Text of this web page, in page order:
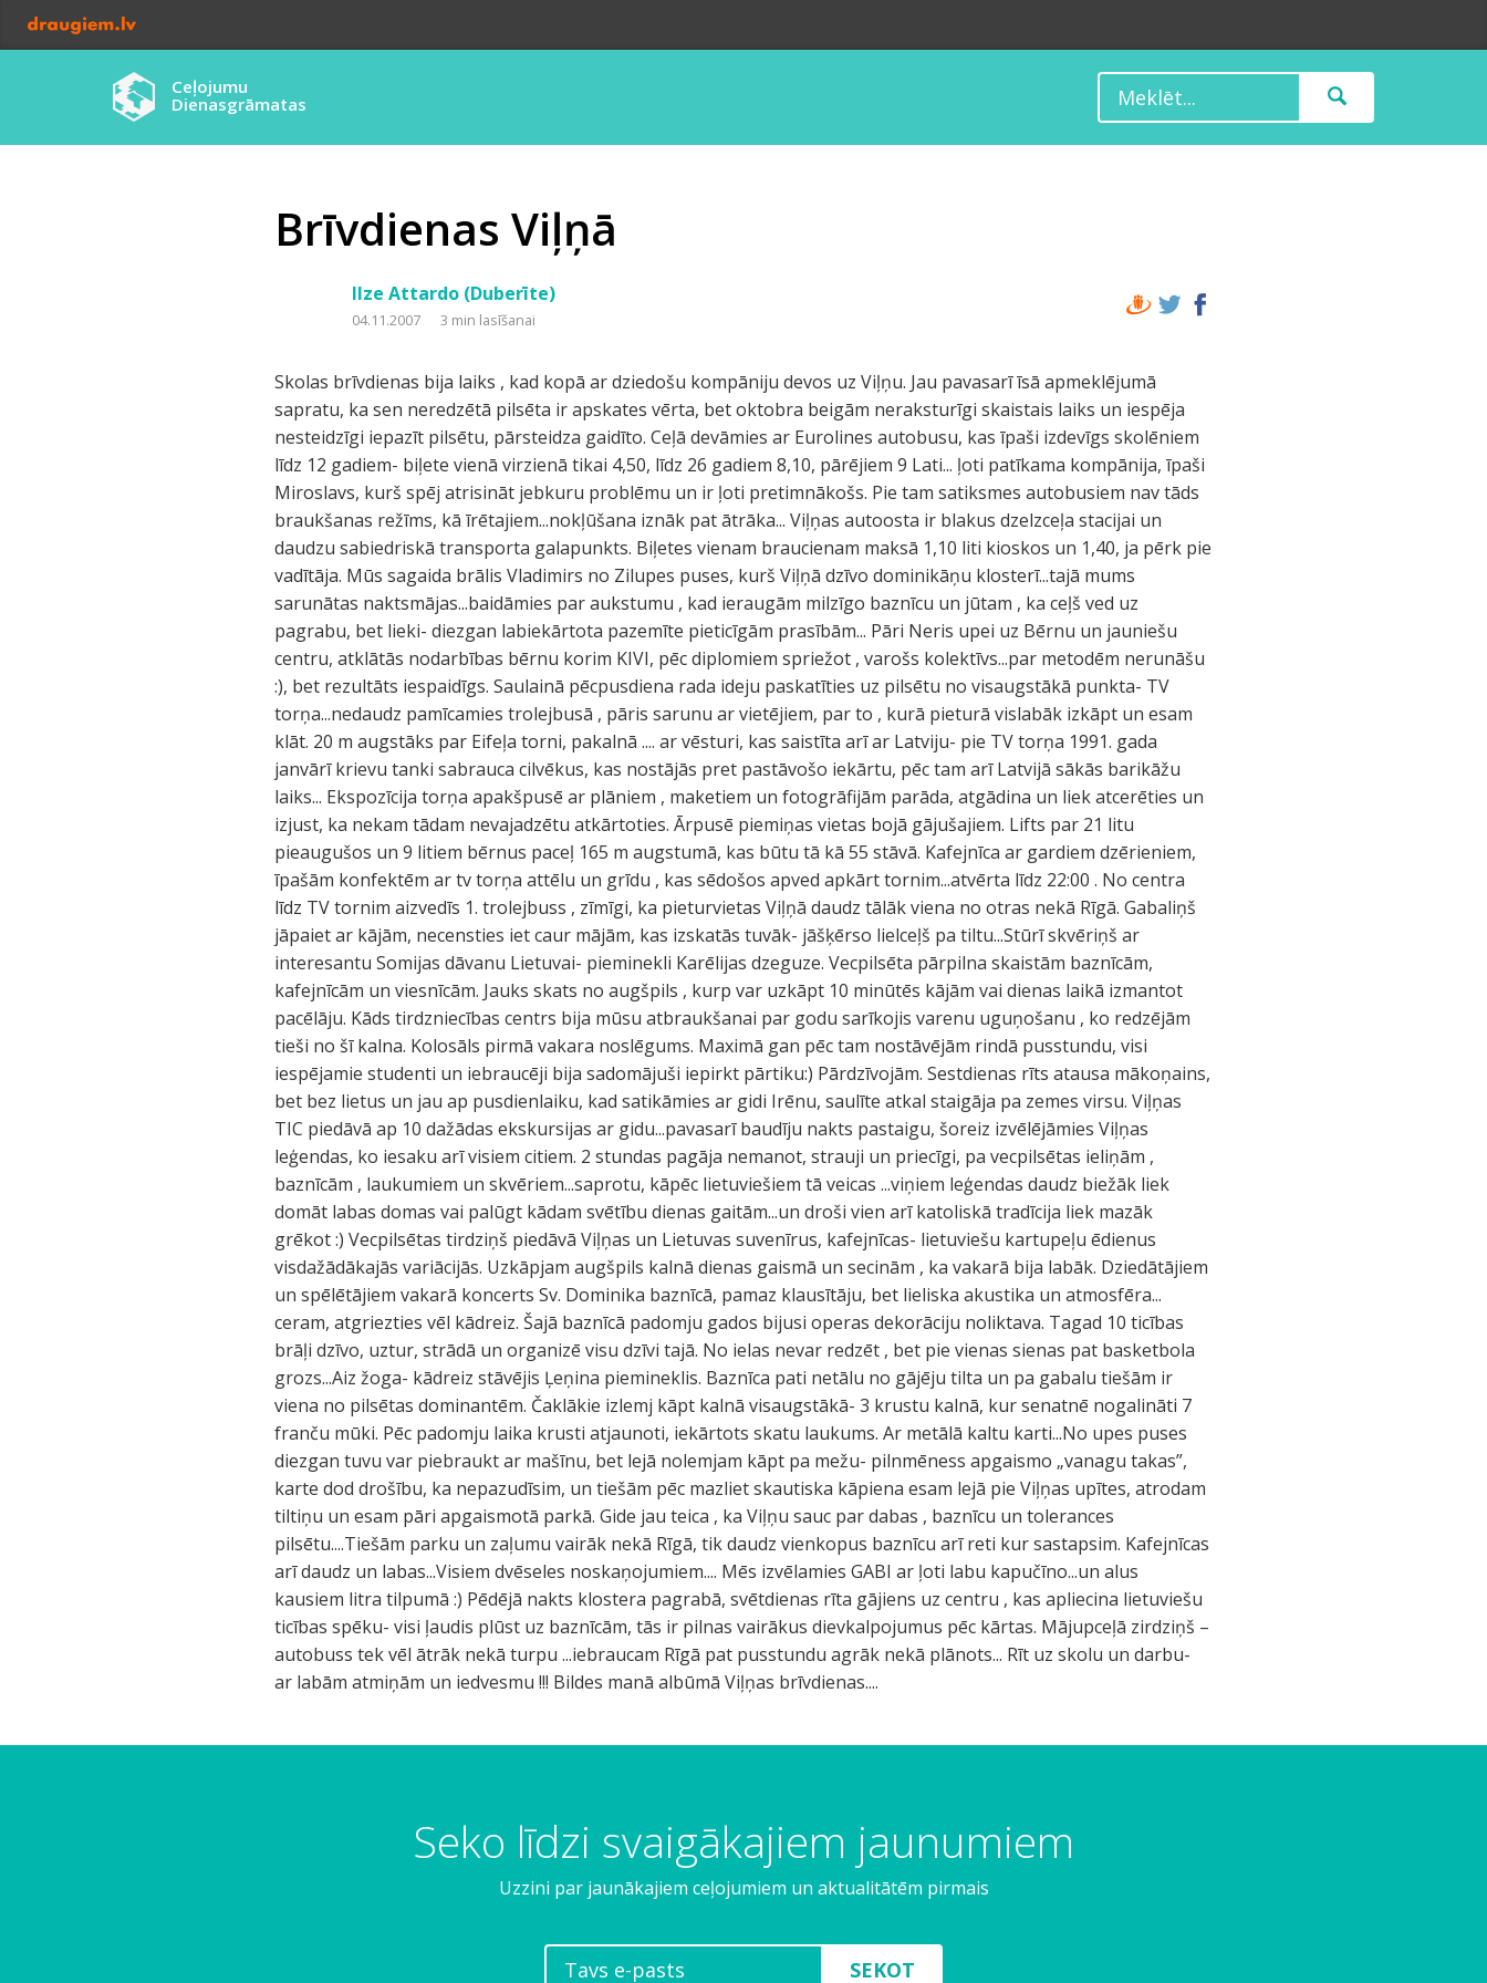
Ceļojumu
Dienasgrāmatas
Brīvdienas Viļņā
Ilze Attardo (Duberīte)
04.11.2007 3 min lasīšanai
Skolas brīvdienas bija laiks , kad kopā ar dziedošu kompāniju devos uz Viļņu. Jau pavasarī īsā apmeklējumā
sapratu, ka sen neredzētā pilsēta ir apskates vērta, bet oktobra beigām neraksturīgi skaistais laiks un iespēja
nesteidzīgi iepazīt pilsētu, pārsteidza gaidīto. Ceļā devāmies ar Eurolines autobusu, kas īpaši izdevīgs skolēniem
līdz 12 gadiem- biļete vienā virzienā tikai 4,50, līdz 26 gadiem 8,10, pārējiem 9 Lati... ļoti patīkama kompānija, īpaši
Miroslavs, kurš spēj atrisināt jebkuru problēmu un ir ļoti pretimnākošs. Pie tam satiksmes autobusiem nav tāds
braukšanas režīms, kā īrētajiem...nokļūšana iznāk pat ātrāka... Viļņas autoosta ir blakus dzelzceļa stacijai un
daudzu sabiedriskā transporta galapunkts. Biļetes vienam braucienam maksā 1,10 liti kioskos un 1,40, ja pērk pie
vadītāja. Mūs sagaida brālis Vladimirs no Zilupes puses, kurš Viļņā dzīvo dominikāņu klosterī...tajā mums
sarunātas naktsmājas...baidāmies par aukstumu , kad ieraugām milzīgo baznīcu un jūtam , ka ceļš ved uz
pagrabu, bet lieki- diezgan labiekārtota pazemīte pieticīgām prasībām... Pāri Neris upei uz Bērnu un jauniešu
centru, atklātās nodarbības bērnu korim KIVI, pēc diplomiem spriežot , varošs kolektīvs...par metodēm nerunāšu
:), bet rezultāts iespaidīgs. Saulainā pēcpusdiena rada ideju paskatīties uz pilsētu no visaugstākā punkta- TV
torņa...nedaudz pamīcamies trolejbusā , pāris sarunu ar vietējiem, par to , kurā pieturā vislabāk izkāpt un esam
klāt. 20 m augstāks par Eifeļa torni, pakalnā .... ar vēsturi, kas saistīta arī ar Latviju- pie TV torņa 1991. gada
janvārī krievu tanki sabrauca cilvēkus, kas nostājās pret pastāvošo iekārtu, pēc tam arī Latvijā sākās barikāžu
laiks... Ekspozīcija torņa apakšpusē ar plāniem , maketiem un fotogrāfijām parāda, atgādina un liek atcerēties un
izjust, ka nekam tādam nevajadzētu atkārtoties. Ārpusē piemiņas vietas bojā gājušajiem. Lifts par 21 litu
pieaugušos un 9 litiem bērnus paceļ 165 m augstumā, kas būtu tā kā 55 stāvā. Kafejnīca ar gardiem dzērieniem,
īpašām konfektēm ar tv torņa attēlu un grīdu , kas sēdošos apved apkārt tornim...atvērta līdz 22:00 . No centra
līdz TV tornim aizvedīs 1. trolejbuss , zīmīgi, ka pieturvietas Viļņā daudz tālāk viena no otras nekā Rīgā. Gabaliņš
jāpaiet ar kājām, necensties iet caur mājām, kas izskatās tuvāk- jāšķērso lielceļš pa tiltu...Stūrī skvēriņš ar
interesantu Somijas dāvanu Lietuvai- pieminekli Karēlijas dzeguze. Vecpilsēta pārpilna skaistām baznīcām,
kafejnīcām un viesnīcām. Jauks skats no augšpils , kurp var uzkāpt 10 minūtēs kājām vai dienas laikā izmantot
pacēlāju. Kāds tirdzniecības centrs bija mūsu atbraukšanai par godu sarīkojis varenu uguņošanu , ko redzējām
tieši no šī kalna. Kolosāls pirmā vakara noslēgums. Maximā gan pēc tam nostāvējām rindā pusstundu, visi
iespējamie studenti un iebraucēji bija sadomājuši iepirkt pārtiku:) Pārdzīvojām. Sestdienas rīts atausa mākoņains,
bet bez lietus un jau ap pusdienlaiku, kad satikāmies ar gidi Irēnu, saulīte atkal staigāja pa zemes virsu. Viļņas
TIC piedāvā ap 10 dažādas ekskursijas ar gidu...pavasarī baudīju nakts pastaigu, šoreiz izvēlējāmies Viļņas
leģendas, ko iesaku arī visiem citiem. 2 stundas pagāja nemanot, strauji un priecīgi, pa vecpilsētas ieliņām ,
baznīcām , laukumiem un skvēriem...saprotu, kāpēc lietuviešiem tā veicas ...viņiem leģendas daudz biežāk liek
domāt labas domas vai palūgt kādam svētību dienas gaitām...un droši vien arī katoliskā tradīcija liek mazāk
grēkot :) Vecpilsētas tirdziņš piedāvā Viļņas un Lietuvas suvenīrus, kafejnīcas- lietuviešu kartupeļu ēdienus
visdažādākajās variācijās. Uzkāpjam augšpils kalnā dienas gaismā un secinām , ka vakarā bija labāk. Dziedātājiem
un spēlētājiem vakarā koncerts Sv. Dominika baznīcā, pamaz klausītāju, bet lieliska akustika un atmosfēra...
ceram, atgriezties vēl kādreiz. Šajā baznīcā padomju gados bijusi operas dekorāciju noliktava. Tagad 10 ticības
brāļi dzīvo, uztur, strādā un organizē visu dzīvi tajā. No ielas nevar redzēt , bet pie vienas sienas pat basketbola
grozs...Aiz žoga- kādreiz stāvējis Ļeņina piemineklis. Baznīca pati netālu no gājēju tilta un pa gabalu tiešām ir
viena no pilsētas dominantēm. Čaklākie izlemj kāpt kalnā visaugstākā- 3 krustu kalnā, kur senatnē nogalināti 7
franču mūki. Pēc padomju laika krusti atjaunoti, iekārtots skatu laukums. Ar metālā kaltu karti...No upes puses
diezgan tuvu var piebraukt ar mašīnu, bet lejā nolemjam kāpt pa mežu- pilnmēness apgaismo „vanagu takas”,
karte dod drošību, ka nepazudīsim, un tiešām pēc mazliet skautiska kāpiena esam lejā pie Viļņas upītes, atrodam
tiltiņu un esam pāri apgaismotā parkā. Gide jau teica , ka Viļņu sauc par dabas , baznīcu un tolerances
pilsētu....Tiešām parku un zaļumu vairāk nekā Rīgā, tik daudz vienkopus baznīcu arī reti kur sastapsim. Kafejnīcas
arī daudz un labas...Visiem dvēseles noskaņojumiem.... Mēs izvēlamies GABI ar ļoti labu kapučīno...un alus
kausiem litra tilpumā :) Pēdējā nakts klostera pagrabā, svētdienas rīta gājiens uz centru , kas apliecina lietuviešu
ticības spēku- visi ļaudis plūst uz baznīcām, tās ir pilnas vairākus dievkalpojumus pēc kārtas. Mājupceļā zirdziņš –
autobuss tek vēl ātrāk nekā turpu ...iebraucam Rīgā pat pusstundu agrāk nekā plānots... Rīt uz skolu un darbu-
ar labām atmiņām un iedvesmu !!! Bildes manā albūmā Viļņas brīvdienas....
Seko līdzi svaigākajiem jaunumiem
Uzzini par jaunākajiem ceļojumiem un aktualitātēm pirmais
SEKOT